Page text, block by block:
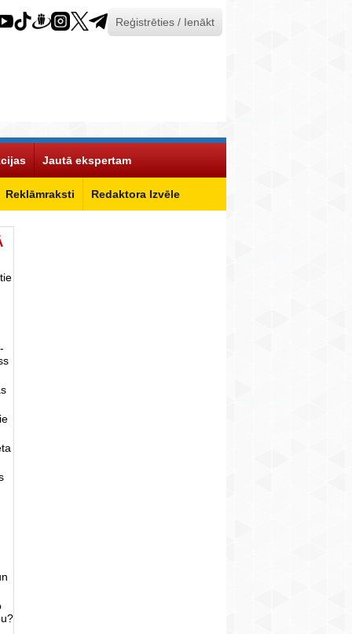
Reģistrēties / Ienākt
Reklāmraksti Redaktora Izvēle
Jautā ekspertam